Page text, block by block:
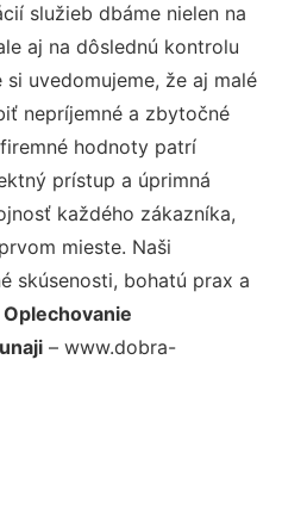
služieb dbáme nielen na
aj na dôslednú kontrolu
uvedomujeme, že aj malé
nepríjemné a zbytočné
hodnoty patrí
prístup a úprimná
každého zákazníka,
mieste. Naši
skúsenosti, bohatú prax a
Oplechovanie
– www.dobra-